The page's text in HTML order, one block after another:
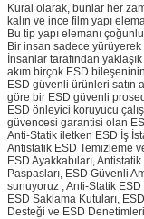
Kural olarak, bunlar her
kalın ve ince film yapı
Bu tip yapı elemanı
Bir insan sadece
İnsanlar tarafından
akım birçok ESD
ESD güvenli ürünleri satın
göre bir ESD güvenli
ESD önleyici koruyucu
güvencesi garantisi olan
Anti-Statik iletken ESD İş
Antistatik ESD Temizleme
ESD Ayakkabıları,
Paspasları, ESD Güvenli
sunuyoruz , Anti-Statik
ESD Saklama Kutuları,
Desteği ve ESD Denetimleri.